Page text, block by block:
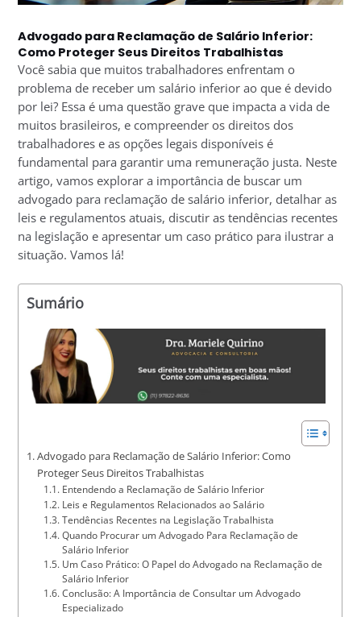
Advogado para Reclamação de Salário Inferior:
Como Proteger Seus Direitos Trabalhistas
Você sabia que muitos trabalhadores enfrentam o
problema de receber um salário inferior ao que é devido
por lei? Essa é uma questão grave que impacta a vida de
muitos brasileiros, e compreender os direitos dos
trabalhadores e as opções legais disponíveis é
fundamental para garantir uma remuneração justa. Neste
artigo, vamos explorar a importância de buscar um
advogado para reclamação de salário inferior, detalhar as
leis e regulamentos atuais, discutir as tendências recentes
na legislação e apresentar um caso prático para ilustrar a
situação. Vamos lá!
Sumário
Advogado para Reclamação de Salário Inferior: Como
Proteger Seus Direitos Trabalhistas
Entendendo a Reclamação de Salário Inferior
Leis e Regulamentos Relacionados ao Salário
Tendências Recentes na Legislação Trabalhista
Quando Procurar um Advogado Para Reclamação de
Salário Inferior
Um Caso Prático: O Papel do Advogado na Reclamação de
Salário Inferior
Conclusão: A Importância de Consultar um Advogado
Especializado